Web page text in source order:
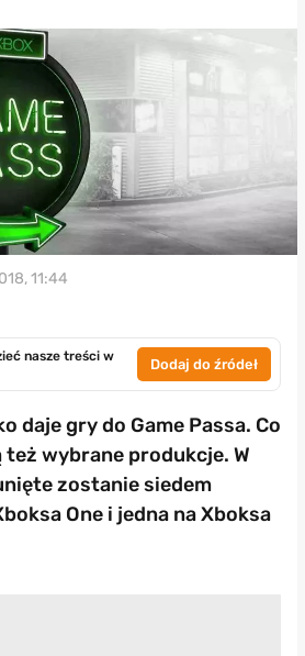
11:44
nasze treści w
Dodaj do źródeł
daje gry do Game Passa. Co
wybrane produkcje. W
zostanie siedem
One i jedna na Xboksa